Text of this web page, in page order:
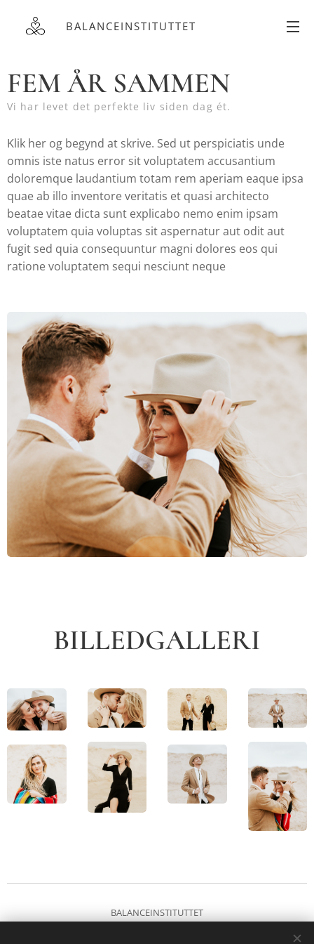
BALANCEINSTITUTTET
FEM ÅR SAMMEN
Vi har levet det perfekte liv siden dag ét.
Klik her og begynd at skrive. Sed ut perspiciatis unde
omnis iste natus error sit voluptatem accusantium
doloremque laudantium totam rem aperiam eaque ipsa
quae ab illo inventore veritatis et quasi architecto
beatae vitae dicta sunt explicabo nemo enim ipsam
voluptatem quia voluptas sit aspernatur aut odit aut
fugit sed quia consequuntur magni dolores eos qui
ratione voluptatem sequi nesciunt neque
BILLEDGALLERI
BALANCEINSTITUTTET